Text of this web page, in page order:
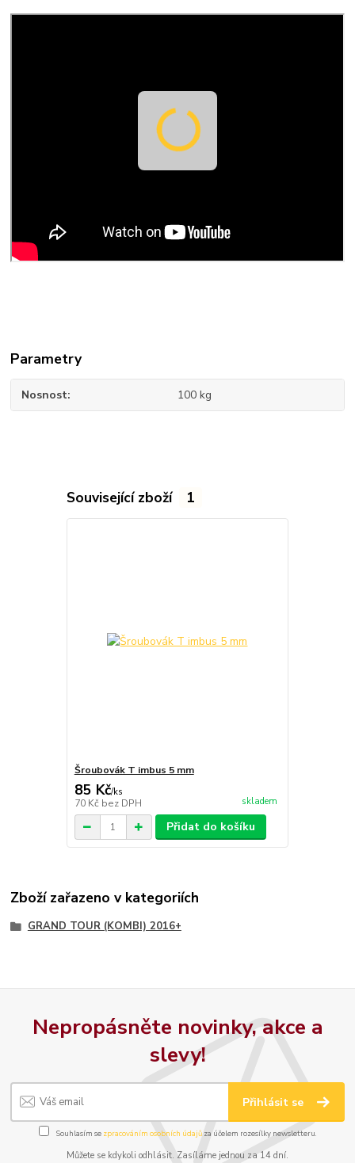
Parametry
Nosnost 100 kg
Související zboží 1
Šroubovák T imbus 5 mm
85 Kč/ks
70 Kč bez DPH skladem
Přidat do košíku
Zboží zařazeno v kategoriích
GRAND TOUR (KOMBI) 2016+
Nepropásněte novinky, akce a
slevy!
Přihlásit se
Souhlasím se zpracováním osobních údajůza účelem rozesílky newsletteru.
Můžete se kdykoli odhlásit. Zasíláme jednou za 14 dní.